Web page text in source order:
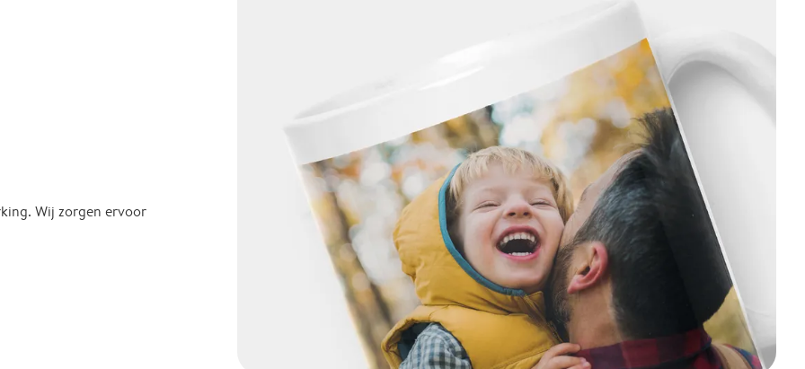
Wij zorgen ervoor